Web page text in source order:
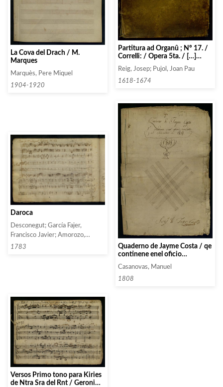
La Cova del Drach / M.
Marques
Marquès, Pere Miquel
1904-1920
Partitura ad Organû ; Nº 17. /
Correlli: / Opera 5ta. / […]
1776.
Reig, Josep; Pujol, Joan Pau
1618-1674
Daroca
Desconegut; García Fajer,
Francisco Javier; Amorozo,
Valenti; Valentí, Miguel;
1783
Quaderno de Jayme Costa / qe
continene enel oficio
1818 / Soy de Jose Callis
Casanovas, Manuel
1808
Versos Primo tono para Kiries
de Ntra Sra del Rnt / Geroni